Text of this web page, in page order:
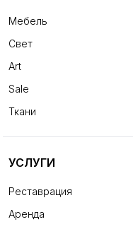
Мебель
Свет
Art
Sale
Ткани
УСЛУГИ
Реставрация
Аренда